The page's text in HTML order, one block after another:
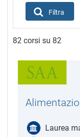
Filtra
82 corsi su 82
Laurea